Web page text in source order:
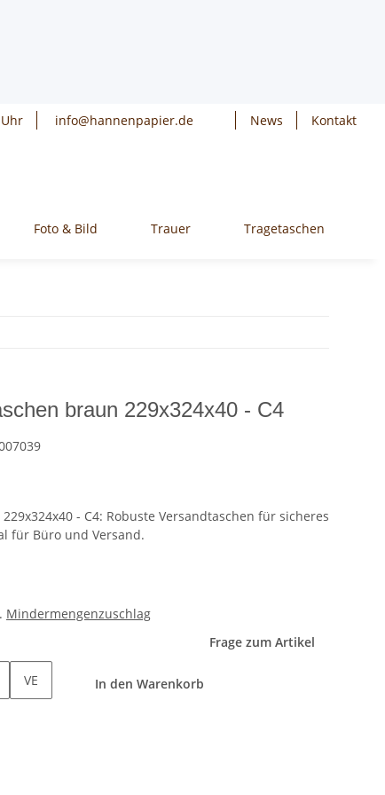
News
Kontakt
info@hannenpapier.de
Foto & Bild Trauer Tragetaschen
braun 229x324x40 - C4
- C4: Robuste Versandtaschen für sicheres
für Büro und Versand.
Mindermengenzuschlag
Frage zum Artikel
VE In den Warenkorb